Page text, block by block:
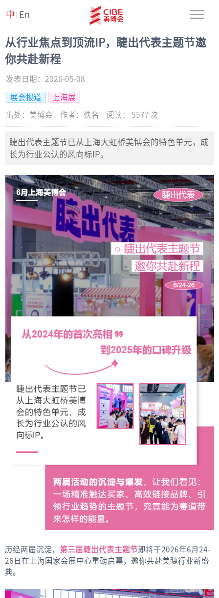
中 En
从行业焦点到顶流IP，睫出代表主题节邀
你共赴新程
发表日期： 2026-05-08
展会报道 上海展
出处： 美博会 作者： 佚名 阅读： 5577 次
睫出代表主题节已从上海大虹桥美博会的特色单元，成
长为行业公认的风向标IP。
历经两届沉淀， 第三届睫出代表主题节即将于2026年6月24-
26日 在 上海国家会展中心重磅启幕，邀你共赴美睫行业新盛
典。